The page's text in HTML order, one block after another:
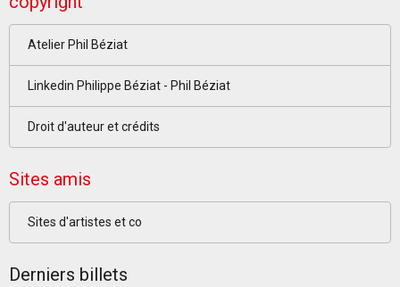
Atelier Phil Béziat
Linkedin Philippe Béziat - Phil Béziat
Droit d'auteur et crédits
Sites amis
Sites d'artistes et co
Derniers billets